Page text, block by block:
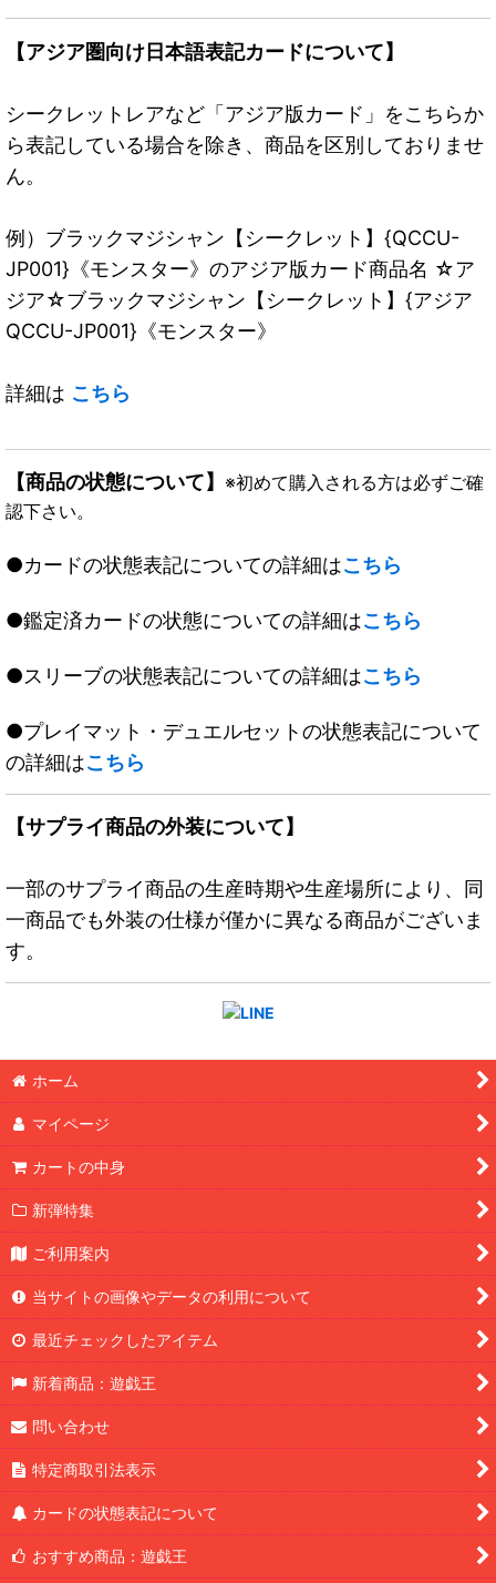
【アジア圏向け日本語表記カードについて】
シークレットレアなど「アジア版カード」をこちらか
ら表記している場合を除き、商品を区別しておりませ
ん。
例）ブラックマジシャン【シークレット】{QCCU-
JP001}《モンスター》のアジア版カード商品名 ☆ア
ジア☆ブラックマジシャン【シークレット】{アジア
QCCU-JP001}《モンスター》
詳細は こちら
【商品の状態について】 ※初めて購入される方は必ずご確
認下さい。
●カードの状態表記についての詳細はこちら
●鑑定済カードの状態についての詳細はこちら
●スリーブの状態表記についての詳細はこちら
●プレイマット・デュエルセットの状態表記について
の詳細はこちら
【サプライ商品の外装について】
一部のサプライ商品の生産時期や生産場所により、同
一商品でも外装の仕様が僅かに異なる商品がございま
す。
ホーム
マイページ
カートの中身
新弾特集
ご利用案内
当サイトの画像やデータの利用について
最近チェックしたアイテム
新着商品：遊戯王
問い合わせ
特定商取引法表示
カードの状態表記について
おすすめ商品：遊戯王